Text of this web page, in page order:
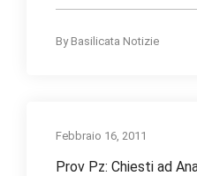
By Basilicata Notizie
Febbraio 16, 2011
Prov Pz: Chiesti ad